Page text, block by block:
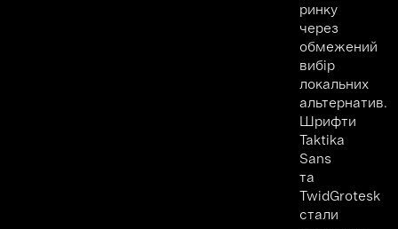
ринку
через
обмежений
вибір
локальних
альтернатив.
Шрифти
Taktika
Sans
та
TwidGrotesk
стали